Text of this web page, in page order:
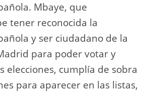
Mbaye, que
tener reconocida la
y ser ciudadano de la
para poder votar y
elecciones, cumplía de sobra
para aparecer en las listas,